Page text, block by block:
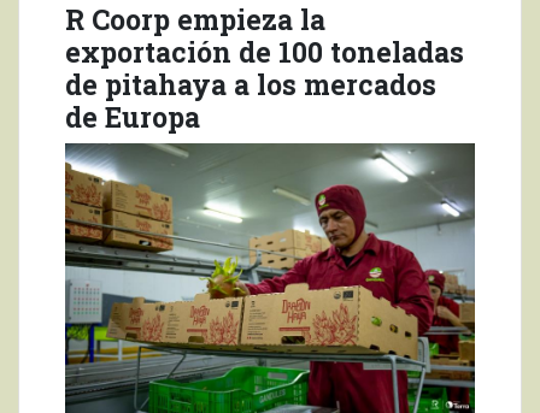
R Coorp empieza la
exportación de 100 toneladas
de pitahaya a los mercados
de Europa